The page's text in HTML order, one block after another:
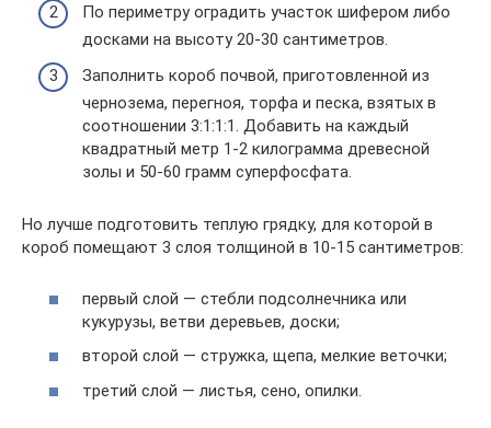
По периметру оградить участок шифером либо
досками на высоту 20-30 сантиметров.
Заполнить короб почвой, приготовленной из
чернозема, перегноя, торфа и песка, взятых в
соотношении 3:1:1:1. Добавить на каждый
квадратный метр 1-2 килограмма древесной
золы и 50-60 грамм суперфосфата.
Но лучше подготовить теплую грядку, для которой в
короб помещают 3 слоя толщиной в 10-15 сантиметров:
первый слой — стебли подсолнечника или
кукурузы, ветви деревьев, доски;
второй слой — стружка, щепа, мелкие веточки;
третий слой — листья, сено, опилки.